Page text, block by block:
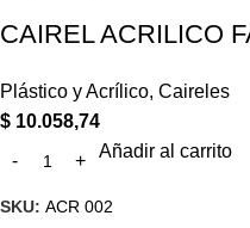
CAIREL ACRILICO
Plástico y Acrílico, Caireles
$ 10.058,74
Añadir al carrito
SKU: ACR 002